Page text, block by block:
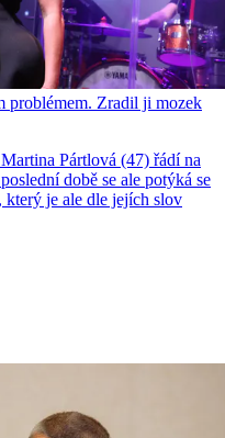
problémem. Zradil ji mozek
Pártlová (47) řádí na
době se ale potýká se
který je ale dle jejích slov